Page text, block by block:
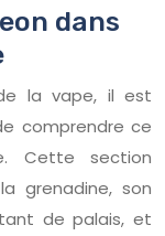
dans
la vape, il est
comprendre ce
Cette section
grenadine, son
de palais, et